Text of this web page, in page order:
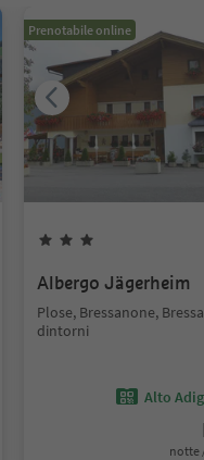
Prenotabile online
Albergo Jägerheim
Plose, Bressanone,
dintorni
Alto
notte